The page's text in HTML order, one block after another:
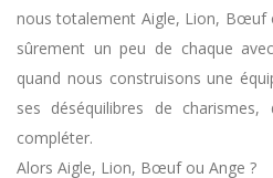
nous totalement Aigle, Lion, Bœuf
sûrement un peu de chaque
quand nous construisons une
ses déséquilibres de
compléter.
Alors Aigle, Lion, Bœuf ou Ange ?